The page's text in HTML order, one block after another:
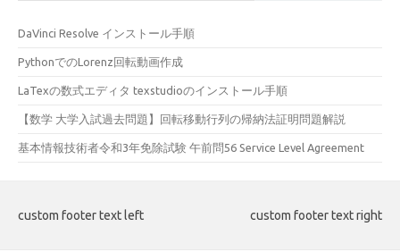
DaVinci Resolve インストール手順
PythonでのLorenz回転動画作成
LaTexの数式エディタ texstudioのインストール手順
【数学 大学入試過去問題】回転移動行列の帰納法証明問題解説
基本情報技術者令和3年免除試験 午前問56 Service Level Agreement
custom footer text left custom footer text right